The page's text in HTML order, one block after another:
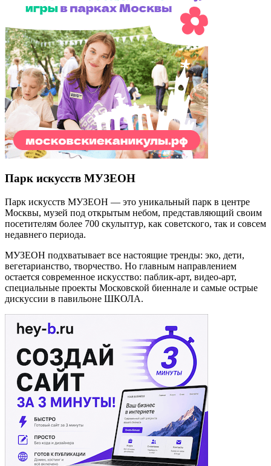
Парк искусств МУЗЕОН
Парк искусств МУЗЕОН — это уникальный парк в центре
Москвы, музей под открытым небом, представляющий своим
посетителям более 700 скульптур, как советского, так и совсем
недавнего периода.
МУЗЕОН подхватывает все настоящие тренды: эко, дети,
вегетарианство, творчество. Но главным направлением
остается современное искусство: паблик-арт, видео-арт,
специальные проекты Московской биеннале и самые острые
дискуссии в павильоне ШКОЛА.